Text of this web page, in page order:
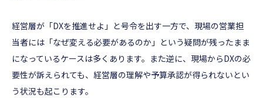
経営層が「DXを推進せよ」と号令を出す一方で、現場の営業担
当者には「なぜ変える必要があるのか」という疑問が残ったまま
になっているケースは多くあります。また逆に、現場からDXの必
要性が訴えられても、経営層の理解や予算承認が得られないとい
う状況も起こります。